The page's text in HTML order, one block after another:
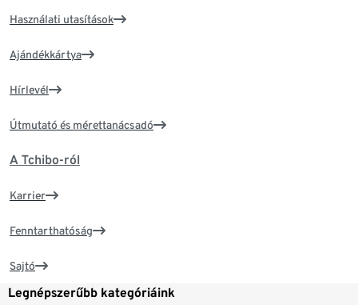
Használati utasítások
Ajándékkártya
Hírlevél
Útmutató és mérettanácsadó
A Tchibo-ról
Karrier
Fenntarthatóság
Sajtó
Legnépszerűbb kategóriáink